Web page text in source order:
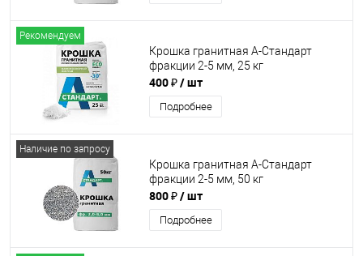
Рекомендуем
Крошка гранитная А-Стандарт
фракции 2-5 мм, 25 кг
400 ₽/ шт
Подробнее
Наличие по запросу
Крошка гранитная А-Стандарт
фракции 2-5 мм, 50 кг
800 ₽/ шт
Подробнее